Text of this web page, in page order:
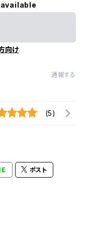
向け
通報する
(5)
ポスト